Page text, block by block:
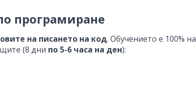
програмиране
на писането на код. Обучението е 100% на
(8 дни по 5-6 часа на ден):